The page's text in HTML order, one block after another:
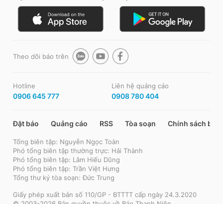
Theo dõi báo trên
Hotline
0906 645 777
Liên hệ quảng cáo
0908 780 404
Đặt báo Quảng cáo RSS Tòa soạn Chính sách bảo
Tổng biên tập: Nguyễn Ngọc Toàn
Phó tổng biên tập thường trực: Hải Thành
Phó tổng biên tập: Lâm Hiếu Dũng
Phó tổng biên tập: Trần Việt Hưng
Tổng thư ký tòa soạn: Đức Trung
Giấy phép xuất bản số 110/GP - BTTTT cấp ngày 24.3.2020